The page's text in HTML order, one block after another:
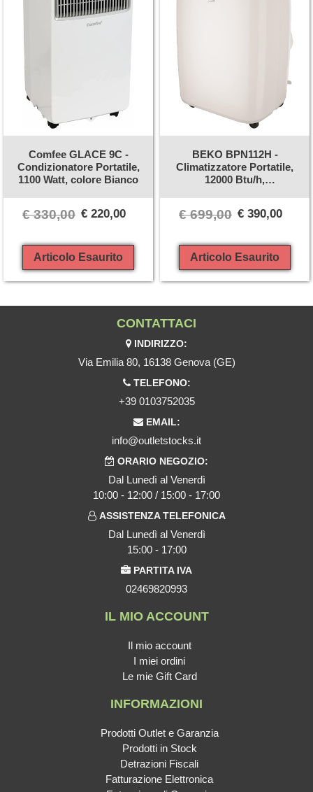
Comfee GLACE 9C -
Condizionatore Portatile,
1100 Watt, colore Bianco
€ 330,00 € 220,00
Articolo Esaurito
BEKO BPN112H -
Climatizzatore Portatile,
12000 Btu/h,
€ 699,00 € 390,00
Articolo Esaurito
CONTATTACI
INDIRIZZO:
Via Emilia 80, 16138 Genova (GE)
TELEFONO:
+39 0103752035
EMAIL:
info@outletstocks.it
ORARIO NEGOZIO:
Dal Lunedì al Venerdì
10:00 - 12:00 / 15:00 - 17:00
ASSISTENZA TELEFONICA
Dal Lunedì al Venerdì
15:00 - 17:00
PARTITA IVA
02469820993
IL MIO ACCOUNT
Il mio account
I miei ordini
Le mie Gift Card
INFORMAZIONI
Prodotti Outlet e Garanzia
Prodotti in Stock
Detrazioni Fiscali
Fatturazione Elettronica